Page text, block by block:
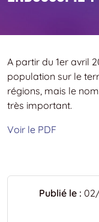
A partir du 1er avril
population sur le
régions, mais le
très important.
Voir le PDF
Publié le :